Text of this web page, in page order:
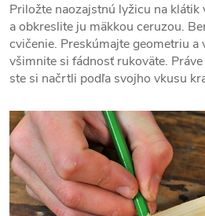
Priložte naozajstnú lyžicu na
a obkreslite ju mäkkou ceruzou.
cvičenie. Preskúmajte geometriu a
všimnite si fádnosť rukoväte.
ste si načrtli podľa svojho vkusu